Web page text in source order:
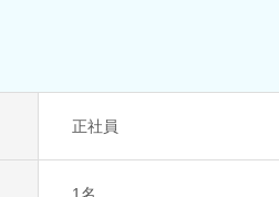
正社員
1名